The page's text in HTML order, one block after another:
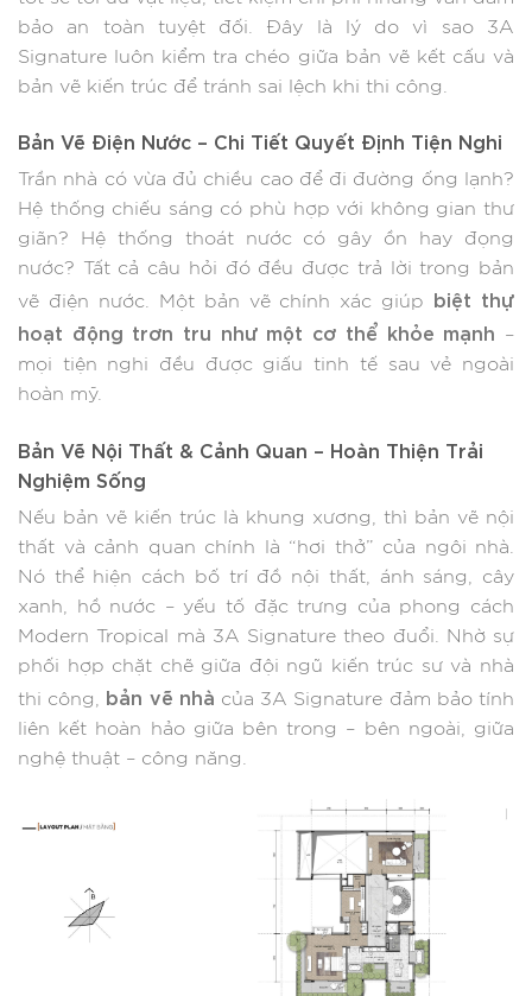
bảo an toàn tuyệt đối. Đây là lý do vì sao 3A
Signature luôn kiểm tra chéo giữa bản vẽ kết cấu và
bản vẽ kiến trúc để tránh sai lệch khi thi công.
Bản Vẽ Điện Nước – Chi Tiết Quyết Định Tiện Nghi
Trần nhà có vừa đủ chiều cao để đi đường ống lạnh?
Hệ thống chiếu sáng có phù hợp với không gian thư
giãn? Hệ thống thoát nước có gây ồn hay đọng
nước? Tất cả câu hỏi đó đều được trả lời trong bản
vẽ điện nước. Một bản vẽ chính xác giúp biệt thự
hoạt động trơn tru như một cơ thể khỏe mạnh –
mọi tiện nghi đều được giấu tinh tế sau vẻ ngoài
hoàn mỹ.
Bản Vẽ Nội Thất & Cảnh Quan – Hoàn Thiện Trải
Nghiệm Sống
Nếu bản vẽ kiến trúc là khung xương, thì bản vẽ nội
thất và cảnh quan chính là “hơi thở” của ngôi nhà.
Nó thể hiện cách bố trí đồ nội thất, ánh sáng, cây
xanh, hồ nước – yếu tố đặc trưng của phong cách
Modern Tropical mà 3A Signature theo đuổi. Nhờ sự
phối hợp chặt chẽ giữa đội ngũ kiến trúc sư và nhà
thi công, bản vẽ nhà của 3A Signature đảm bảo tính
liên kết hoàn hảo giữa bên trong – bên ngoài, giữa
nghệ thuật – công năng.